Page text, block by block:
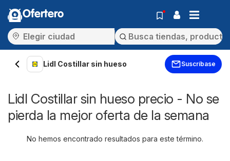
Ofertero
Lidl Costillar sin hueso Suscríbase
Lidl Costillar sin hueso precio - No se
pierda la mejor oferta de la semana
No hemos encontrado resultados para este término.